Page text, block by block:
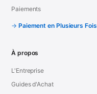
Paiements
Paiement en Plusieurs Fois
À propos
L'Entreprise
Guides d'Achat